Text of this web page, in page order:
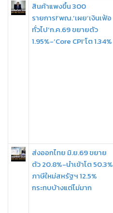
สินค้าแพงขึ้น 300
รายการ!‘พณ.’เผย‘เงินเฟ้อ
ทั่วไป’ก.ค.69 ขยายตัว
1.95%-‘Core CPI’โต 1.34%
ส่งออกไทย มิ.ย.69 ขยาย
ตัว 20.8%-นำเข้าโต 50.3%
ภาษีใหม่สหรัฐฯ 12.5%
กระทบบ้างแต่ไม่มาก